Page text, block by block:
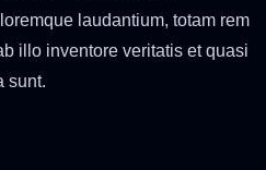
laudantium, totam rem
illo inventore veritatis et quasi
sunt.